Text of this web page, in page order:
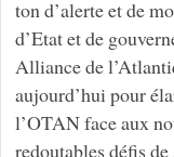
ton d’alerte et de
d’Etat et de
Alliance de
aujourd’hui pour
l’OTAN face aux
redoutables défis